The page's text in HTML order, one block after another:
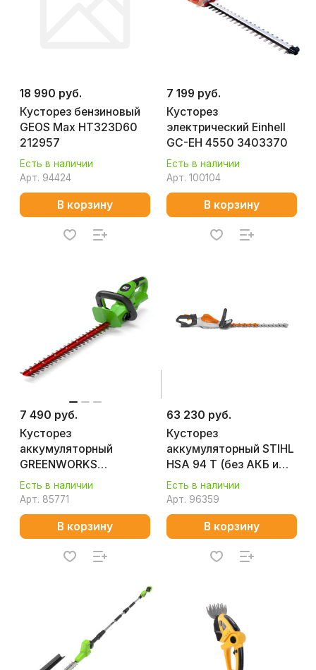
18 990 руб.
Кусторез бензиновый
GEOS Max HT323D60
212957
Есть в наличии
Арт. 94424
В корзину
7 199 руб.
Кусторез
электрический Einhell
GC-EH 4550 3403370
Есть в наличии
Арт. 100104
В корзину
7 490 руб.
Кусторез
аккумуляторный
GREENWORKS
G24HT56 (без АКБ и
ЗУ) 2205507
Есть в наличии
Арт. 85771
В корзину
63 230 руб.
Кусторез
аккумуляторный STIHL
HSA 94 T (без АКБ и
ЗУ) 4869-011-3518
Есть в наличии
Арт. 96359
В корзину